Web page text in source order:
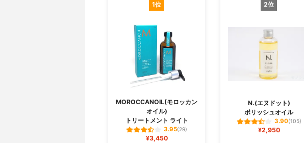
1位
MOROCCANOIL(モロッカン
オイル)
トリートメント ライト
3.95(29)
¥3,450
2位
N.(エヌドット)
ポリッシュオイル
3.90(105)
¥2,950